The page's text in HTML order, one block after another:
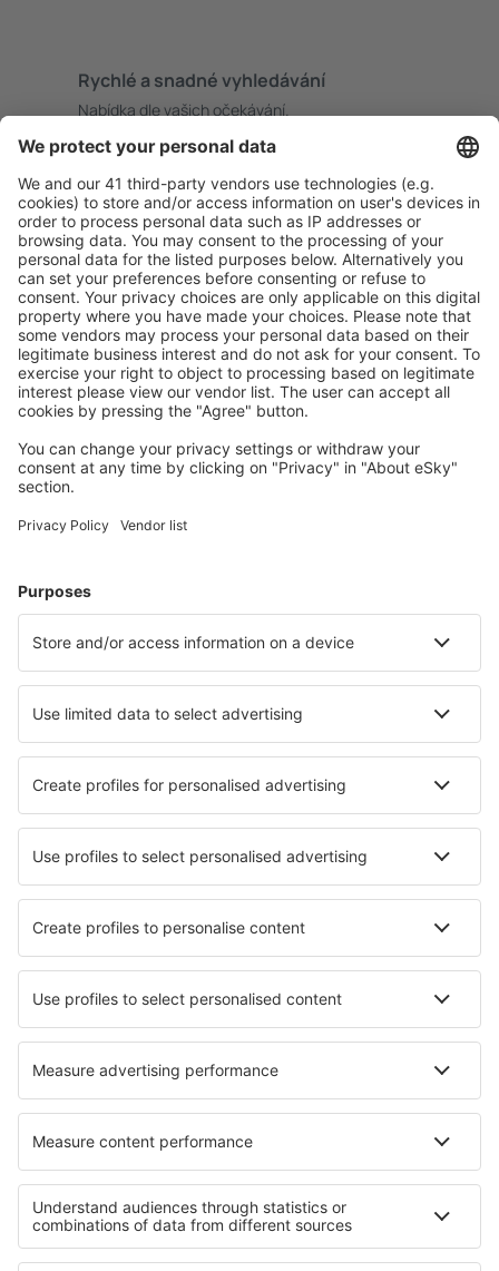
Rychlé a snadné vyhledávání
Nabídka dle vašich očekávání.
Pečlivé plánování
Bezproblémová rezervace s možností bezplatného
zrušení.
S námi ušetříte
Atraktivní ceny a speciální nabídky pro přihlášené
uživatele.
Ubytování dle vašeho gusta
Vyberte si z více než 1.3 milionu zařízení: hotelů,
Nejvyhledávanější hotely uživateli eSky
Hotely v Chanii Hotely v Athénách Hotely v Soluni
Hotely in Nikiana Hotely in Kea
Hotely in Neos Marmaras Hotely in Adamas
Nejlepší hotely - města
Hotely in Ofterschwang Hotely in Paimio
Hotely v Messině Hotely in Severna Park
Hotely in Las Playitas Hotely in Benilloba
Hotely in Saschiz
Nejlepší hotely - regiony
Hotely in Attica Hotely na Kefalonii Hotely na Rhodu
Hotely na ostrově Karpathos Hotely na Kosu